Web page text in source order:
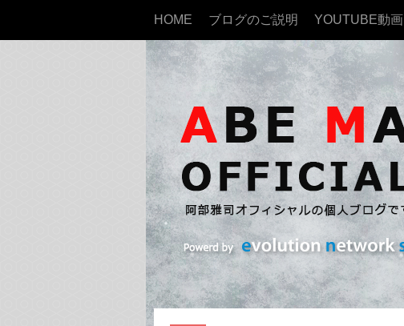
HOME ブログのご説明 YOUTUBE動画